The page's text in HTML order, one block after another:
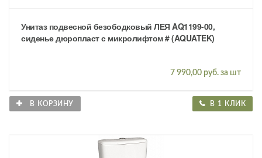
Унитаз подвесной безободковый ЛЕЯ AQ1199-00,
сиденье дюропласт с микролифтом # (AQUATEK)
7 990,00 руб. за шт
В КОРЗИНУ В 1 КЛИК